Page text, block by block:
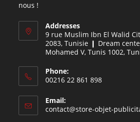
nous !
Addresses
9 rue Muslim Ibn El Walid
2083, Tunisie ❙ Dream
Mohamed V, Tunis 1002,
Phone:
00216 22 861 898
Email:
contact@store-objet-